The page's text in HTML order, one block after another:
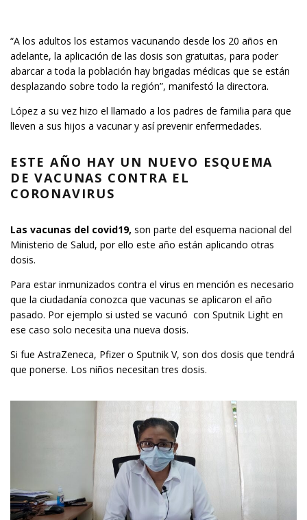
“A los adultos los estamos vacunando desde los 20 años en
adelante, la aplicación de las dosis son gratuitas, para poder
abarcar a toda la población hay brigadas médicas que se están
desplazando sobre todo la región”, manifestó la directora.
López a su vez hizo el llamado a los padres de familia para que
lleven a sus hijos a vacunar y así prevenir enfermedades.
ESTE AÑO HAY UN NUEVO ESQUEMA
DE VACUNAS CONTRA EL
CORONAVIRUS
Las vacunas del covid19, son parte del esquema nacional del
Ministerio de Salud, por ello este año están aplicando otras
dosis.
Para estar inmunizados contra el virus en mención es necesario
que la ciudadanía conozca que vacunas se aplicaron el año
pasado. Por ejemplo si usted se vacunó con Sputnik Light en
ese caso solo necesita una nueva dosis.
Si fue AstraZeneca, Pfizer o Sputnik V, son dos dosis que tendrá
que ponerse. Los niños necesitan tres dosis.